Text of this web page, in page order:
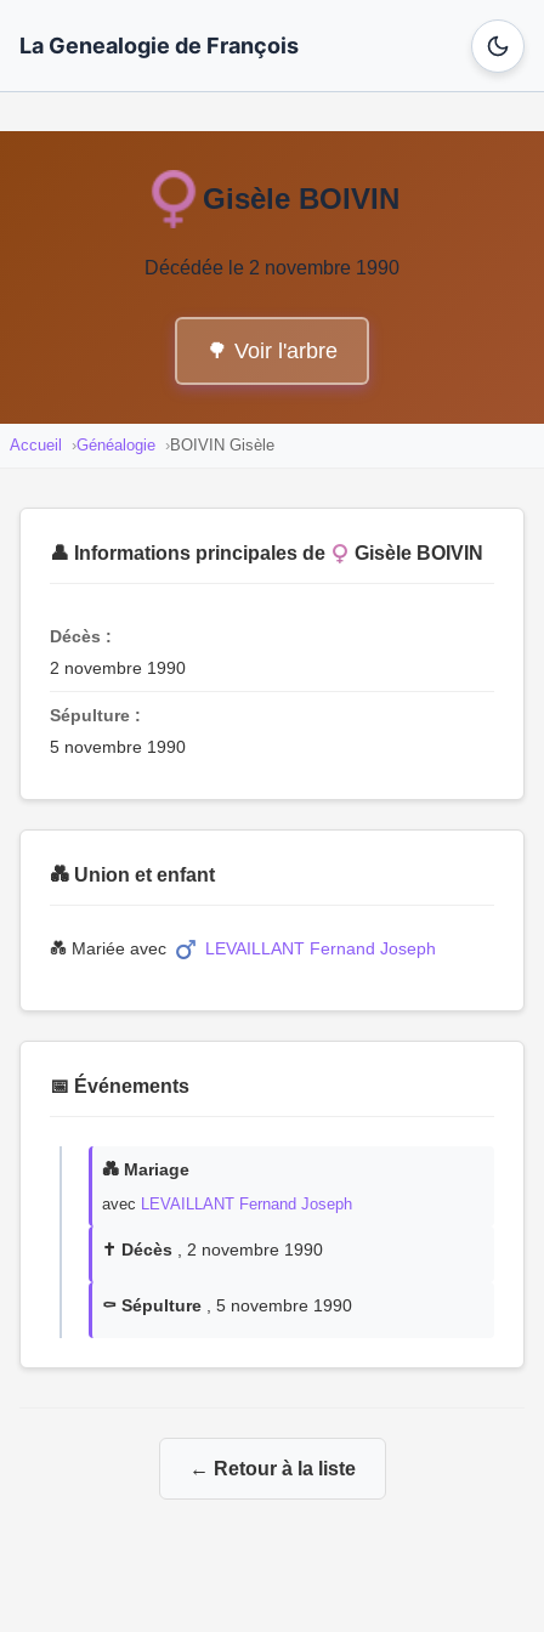
La Genealogie de François
Gisèle BOIVIN
Décédée le 2 novembre 1990
🌳 Voir l'arbre
Accueil Généalogie BOIVIN Gisèle
👤 Informations principales de Gisèle BOIVIN
Décès :
2 novembre 1990
Sépulture :
5 novembre 1990
💑 Union et enfant
💑 Mariée avec LEVAILLANT Fernand Joseph
📅 Événements
💑 Mariage
avec LEVAILLANT Fernand Joseph
✝️ Décès , 2 novembre 1990
⚰️ Sépulture , 5 novembre 1990
← Retour à la liste